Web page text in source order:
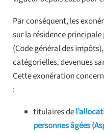
Par conséquent, les
sur la résidence principale
(Code général des
catégorielles, devenues
Cette exonération
:
titulaires de
personnes âgées